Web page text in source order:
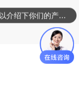
可以介绍下你们的产品么？